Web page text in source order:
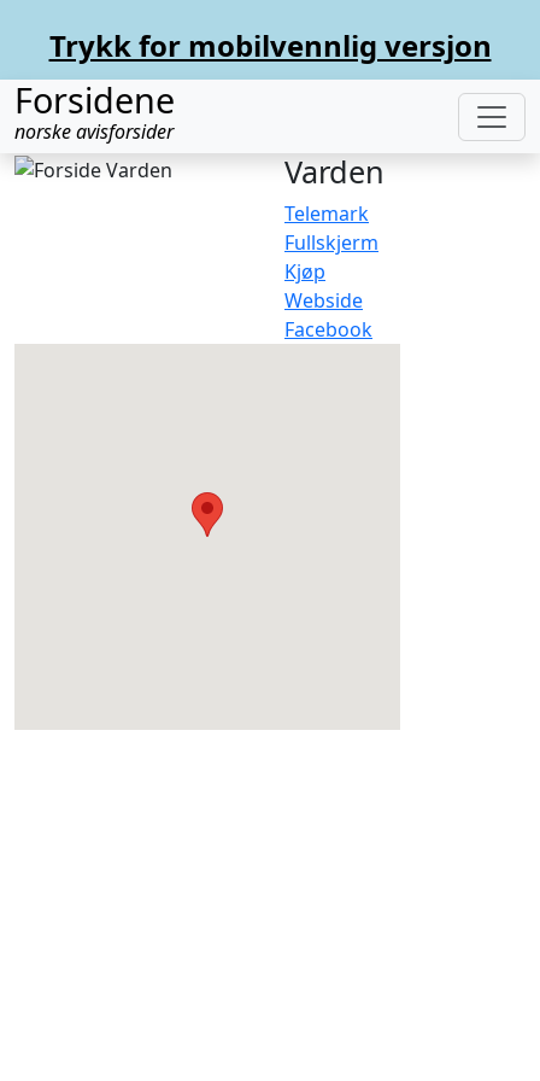
Trykk for mobilvennlig versjon
Forsidene
norske avisforsider
Varden
Telemark
Fullskjerm
Kjøp
Webside
Facebook